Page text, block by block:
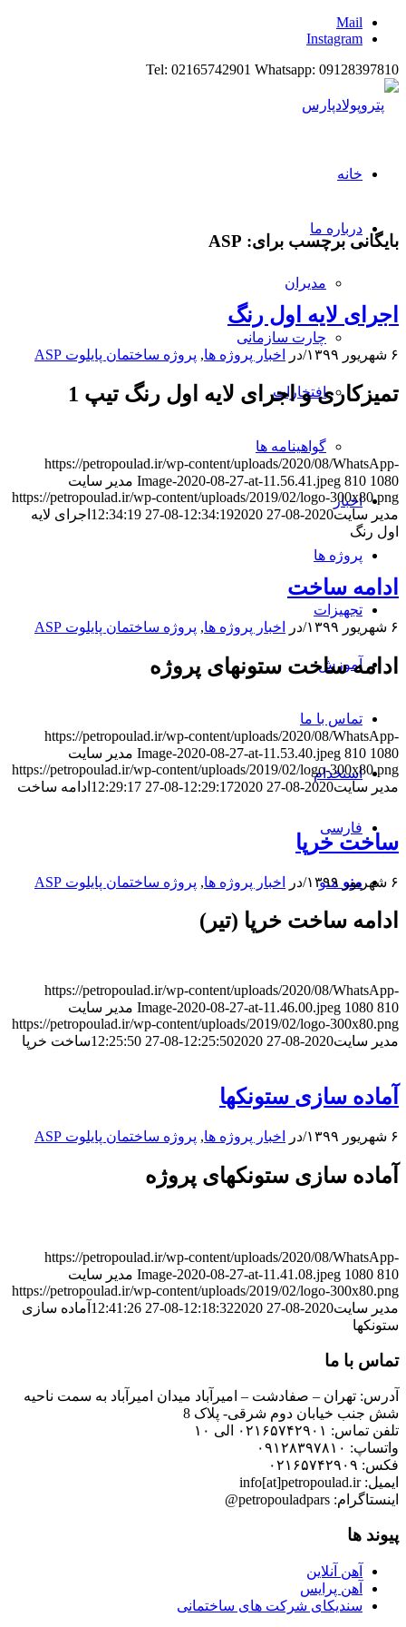
Mail
Instagram
Tel: 02165742901 Whatsapp: 09128397810
خانه
درباره ما
مدیران
چارت سازمانی
افتخارات
گواهینامه ها
اخبار
پروژه ها
تجهیزات
آموزش
تماس با ما
استخدام
فارسی
منو منو
بایگانی برچسب برای: ASP
اجرای لایه اول رنگ
۶ شهریور ۱۳۹۹ /در اخبار پروژه ها, پروژه ساختمان پایلوت ASP
تمیزکاری و اجرای لایه اول رنگ تیپ 1
https://petropoulad.ir/wp-content/uploads/2020/08/WhatsApp-
Image-2020-08-27-at-11.56.41.jpeg 810 1080
مدیر سایت
https://petropoulad.ir/wp-content/uploads/2019/02/logo-300x80.png
مدیر سایت2020-08-27 12:34:19
2020-08-27 12:34:19
اجرای لایه
اول رنگ
ادامه ساخت
۶ شهریور ۱۳۹۹ /در اخبار پروژه ها, پروژه ساختمان پایلوت ASP
ادامه ساخت ستونهای پروژه
https://petropoulad.ir/wp-content/uploads/2020/08/WhatsApp-
Image-2020-08-27-at-11.53.40.jpeg 810 1080
مدیر سایت
https://petropoulad.ir/wp-content/uploads/2019/02/logo-300x80.png
مدیر سایت2020-08-27 12:29:17
2020-08-27 12:29:17 ادامه ساخت
ساخت خرپا
۶ شهریور ۱۳۹۹ /در اخبار پروژه ها, پروژه ساختمان پایلوت ASP
ادامه ساخت خرپا (تیر)
https://petropoulad.ir/wp-content/uploads/2020/08/WhatsApp-
Image-2020-08-27-at-11.46.00.jpeg 1080 810
مدیر سایت
https://petropoulad.ir/wp-content/uploads/2019/02/logo-300x80.png
مدیر سایت2020-08-27 12:25:50
2020-08-27 12:25:50 ساخت خرپا
آماده سازی ستونکها
۶ شهریور ۱۳۹۹ /در اخبار پروژه ها, پروژه ساختمان پایلوت ASP
آماده سازی ستونکهای پروژه
https://petropoulad.ir/wp-content/uploads/2020/08/WhatsApp-
Image-2020-08-27-at-11.41.08.jpeg 1080 810
مدیر سایت
https://petropoulad.ir/wp-content/uploads/2019/02/logo-300x80.png
مدیر سایت2020-08-27 12:18:32
2020-08-27 12:41:26
آماده سازی
ستونکها
تماس با ما
آدرس: تهران – صفادشت – امیرآباد میدان امیرآباد به سمت ناحیه
شش جنب خیابان دوم شرقی- پلاک 8
تلفن تماس: ۰۲۱۶۵۷۴۲۹۰۱ الی ۱۰
واتساپ: ۰۹۱۲۸۳۹۷۸۱۰
فکس: ۰۲۱۶۵۷۴۲۹۰۹
ایمیل: info[at]petropoulad.ir
اینستاگرام: petropouladpars@
پیوند ها
آهن آنلاین
آهن پرایس
سندیکای شرکت های ساختمانی